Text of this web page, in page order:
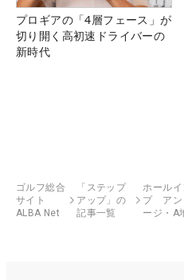
プロギアの「4層フェース」が
切り開く高初速ドライバーの
新時代
ゴルフ総合
サイト
ALBA Net
「ステップ
アップ」の
記事一覧
ホール
プ アン
ージ・A